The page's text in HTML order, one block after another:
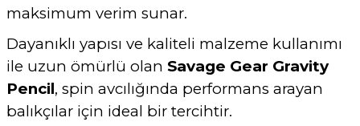
maksimum verim sunar.
Dayanıklı yapısı ve kaliteli malzeme kullanımı
ile uzun ömürlü olan Savage Gear Gravity
Pencil, spin avcılığında performans arayan
balıkçılar için ideal bir tercihtir.